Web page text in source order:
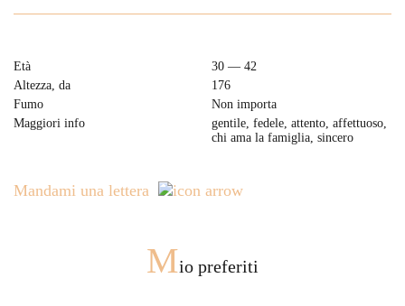
Età
30 — 42
Altezza, da
176
Fumo
Non importa
Maggiori info
gentile, fedele, attento, affettuoso,
chi ama la famiglia, sincero
Mandami una lettera
Mio preferiti